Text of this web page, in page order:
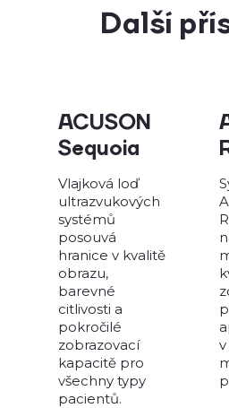
Další
ACUSON
Sequoia
Vlajková loď
ultrazvukových
systémů
posouvá
hranice v kvalitě
obrazu,
barevné
citlivosti a
pokročilé
zobrazovací
kapacitě pro
všechny typy
pacientů.